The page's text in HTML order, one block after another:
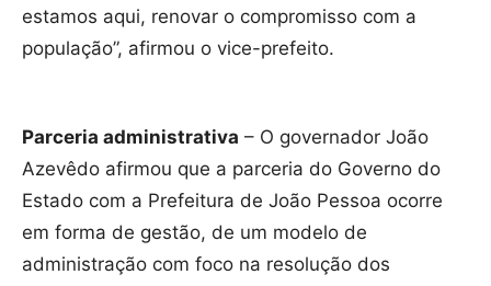
estamos aqui, renovar o compromisso com a
população”, afirmou o vice-prefeito.
Parceria administrativa – O governador João
Azevêdo afirmou que a parceria do Governo do
Estado com a Prefeitura de João Pessoa ocorre
em forma de gestão, de um modelo de
administração com foco na resolução dos